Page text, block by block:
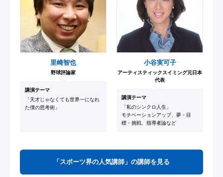
里崎智也
野球評論家
講演テーマ
「天才じゃなくても世界一になれ
た僕の思考術」
小谷実可子
アーティスティックスイミング元日本
代表
講演テーマ
「私のシンクロ人生」
モチベーションアップ、夢・目
標・挑戦、指導者論など
「スポーツ界の人気講師」の講師を見る